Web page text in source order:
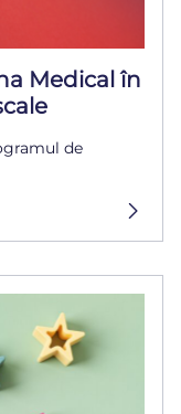
Medical în
de